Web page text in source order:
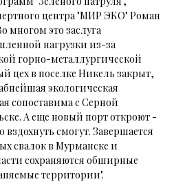
центра "МИР ЭКО" Роман
многом это заслуга
нагрузки из-за
горно-металлургической
цех в поселке Никель закрыт,
экологическая
сопоставима с Серной
А еще новый порт откроют -
смогут. Завершается
свалок в Мурманске и
сохраняются обширные
территории".